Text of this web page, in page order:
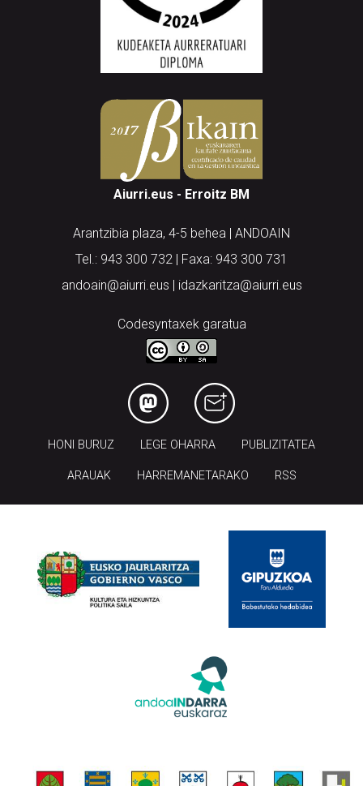
Aiurri.eus - Erroitz BM
Arantzibia plaza, 4-5 behea | ANDOAIN
Tel.: 943 300 732 | Faxa: 943 300 731
andoain@aiurri.eus | idazkaritza@aiurri.eus
Codesyntaxek garatua
HONI BURUZ LEGE OHARRA PUBLIZITATEA
ARAUAK HARREMANETARAKO RSS